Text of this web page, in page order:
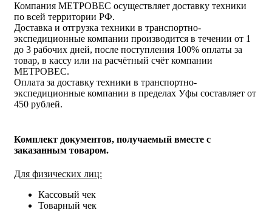
Компания МЕТРОВЕС осуществляет доставку техники
по всей территории РФ.
Доставка и отгрузка техники в транспортно-
экспедиционные компании производится в течении от 1
до 3 рабочих дней, после поступления 100% оплаты за
товар, в кассу или на расчётный счёт компании
МЕТРОВЕС.
Оплата за доставку техники в транспортно-
экспедиционные компании в пределах Уфы составляет от
450 рублей.
Комплект документов, получаемый вместе с
заказанным товаром.
Для физических лиц:
Кассовый чек
Товарный чек